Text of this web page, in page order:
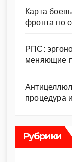
Карта
фронта по
РПС:
меняющие
процедура
Рубрики